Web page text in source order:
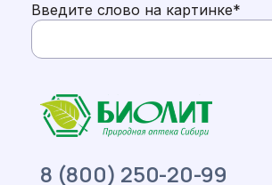
8 (800) 250-20-99
Введите слово на картинке*